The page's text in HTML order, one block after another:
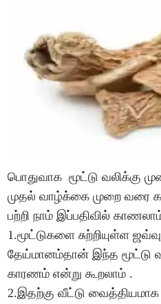
பொதுவாக மூட்டு வலிக்கு
முதல் வாழ்க்கை முறை வரை
பற்றி நாம் இப்பதிவில்
1.மூட்டுகளை சுற்றியுள்ள
தேய்மானம்தான் இந்த மூட்டு
காரணம் என்று கூறலாம் .
2.இதற்கு வீட்டு வைத்தியமாக